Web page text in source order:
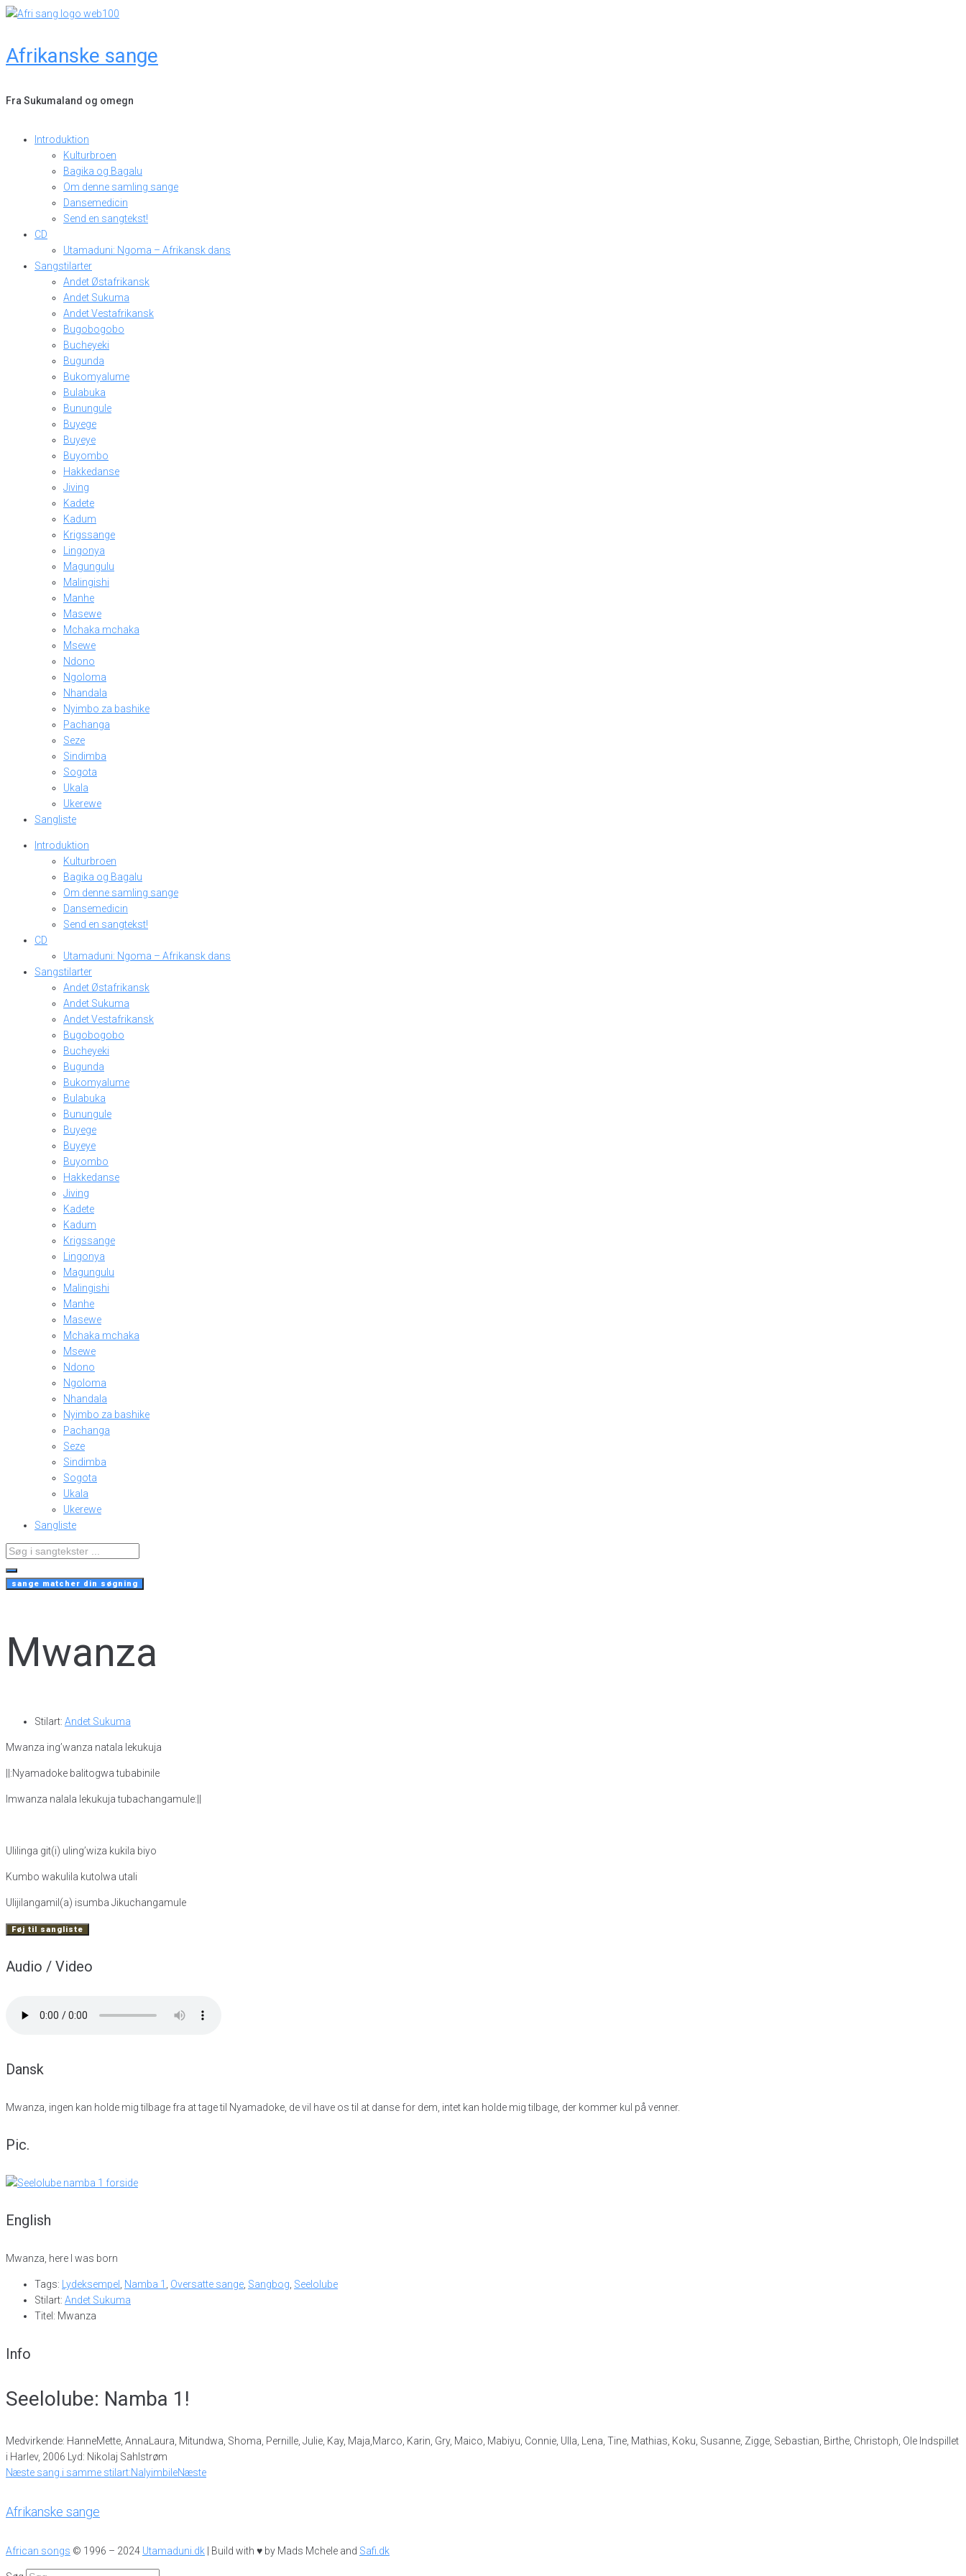
Skip
Afrikanske sange
Fra Sukumaland og omegn
Introduktion
Kulturbroen
Bagika og Bagalu
Om denne samling sange
Dansemedicin
Send en sangtekst!
CD
Utamaduni: Ngoma – Afrikansk dans
Sangstilarter
Andet Østafrikansk
Andet Sukuma
Andet Vestafrikansk
Bugobogobo
Bucheyeki
Bugunda
Bukomyalume
Bulabuka
Bunungule
Buyege
Buyeye
Buyombo
Hakkedanse
Jiving
Kadete
Kadum
Krigssange
Lingonya
Magungulu
Malingishi
Manhe
Masewe
Mchaka mchaka
Msewe
Ndono
Ngoloma
Nhandala
Nyimbo za bashike
Pachanga
Seze
Sindimba
Sogota
Ukala
Ukerewe
Sangliste
Introduktion
Kulturbroen
Bagika og Bagalu
Om denne samling sange
Dansemedicin
Send en sangtekst!
CD
Utamaduni: Ngoma – Afrikansk dans
Sangstilarter
Andet Østafrikansk
Andet Sukuma
Andet Vestafrikansk
Bugobogobo
Bucheyeki
Bugunda
Bukomyalume
Bulabuka
Bunungule
Buyege
Buyeye
Buyombo
Hakkedanse
Jiving
Kadete
Kadum
Krigssange
Lingonya
Magungulu
Malingishi
Manhe
Masewe
Mchaka mchaka
Msewe
Ndono
Ngoloma
Nhandala
Nyimbo za bashike
Pachanga
Seze
Sindimba
Sogota
Ukala
Ukerewe
Sangliste
Search
...
sange matcher din søgning
Mwanza
Stilart: Andet Sukuma
Mwanza ing’wanza natala lekukuja
||:Nyamadoke balitogwa tubabinile
Imwanza nalala lekukuja tubachangamule:||
Ulilinga git(i) uling’wiza kukila biyo
Kumbo wakulila kutolwa utali
Ulijilangamil(a) isumba Jikuchangamule
Føj til sangliste
Audio / Video
Dansk
Mwanza, ingen kan holde mig tilbage fra at tage til Nyamadoke, de vil have os til at danse for dem, intet kan holde mig tilbage, der kommer kul på venner.
Pic.
English
Mwanza, here I was born
Tags: Lydeksempel Namba 1 Oversatte sange Sangbog Seelolube
Stilart: Andet Sukuma
Titel: Mwanza
Info
Seelolube: Namba 1!
Medvirkende: HanneMette, AnnaLaura, Mitundwa, Shoma, Pernille, Julie, Kay, Maja,Marco, Karin, Gry, Maico, Mabiyu, Connie, Ulla, Lena, Tine, Mathias, Koku, Susanne, Zigge, Sebastian, Birthe, Christoph, Ole Indspillet
i Harlev, 2006 Lyd: Nikolaj Sahlstrøm
Næste sang i samme stilart:NalyimbileNæste
Afrikanske sange
African songs © 1996 – 2024 Utamaduni.dk | Build with ♥ by Mads Mchele and Safi.dk